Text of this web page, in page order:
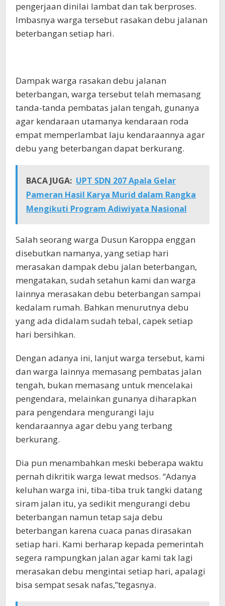
pengerjaan dinilai lambat dan tak berproses.
Imbasnya warga tersebut rasakan debu jalanan
beterbangan setiap hari.
Dampak warga rasakan debu jalanan
beterbangan, warga tersebut telah memasang
tanda-tanda pembatas jalan tengah, gunanya
agar kendaraan utamanya kendaraan roda
empat memperlambat laju kendaraannya agar
debu yang beterbangan dapat berkurang.
BACA JUGA: UPT SDN 207 Apala Gelar
Pameran Hasil Karya Murid dalam Rangka
Mengikuti Program Adiwiyata Nasional
Salah seorang warga Dusun Karoppa enggan
disebutkan namanya, yang setiap hari
merasakan dampak debu jalan beterbangan,
mengatakan, sudah setahun kami dan warga
lainnya merasakan debu beterbangan sampai
kedalam rumah. Bahkan menurutnya debu
yang ada didalam sudah tebal, capek setiap
hari bersihkan.
Dengan adanya ini, lanjut warga tersebut, kami
dan warga lainnya memasang pembatas jalan
tengah, bukan memasang untuk mencelakai
pengendara, melainkan gunanya diharapkan
para pengendara mengurangi laju
kendaraannya agar debu yang terbang
berkurang.
Dia pun menambahkan meski beberapa waktu
pernah dikritik warga lewat medsos. “Adanya
keluhan warga ini, tiba-tiba truk tangki datang
siram jalan itu, ya sedikit mengurangi debu
beterbangan namun tetap saja debu
beterbangan karena cuaca panas dirasakan
setiap hari. Kami berharap kepada pemerintah
segera rampungkan jalan agar kami tak lagi
merasakan debu mengintai setiap hari, apalagi
bisa sempat sesak nafas,”tegasnya.